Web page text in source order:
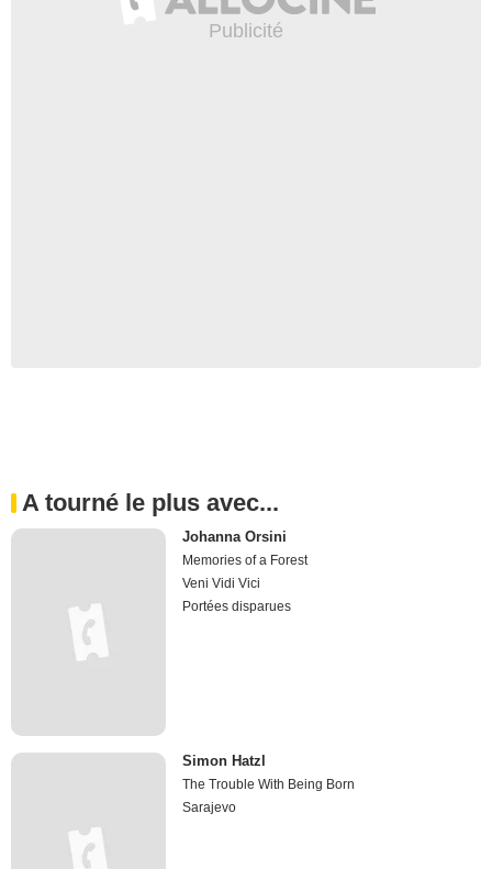
A tourné le plus avec...
Johanna Orsini
Memories of a Forest
Veni Vidi Vici
Portées disparues
Simon Hatzl
The Trouble With Being Born
Sarajevo